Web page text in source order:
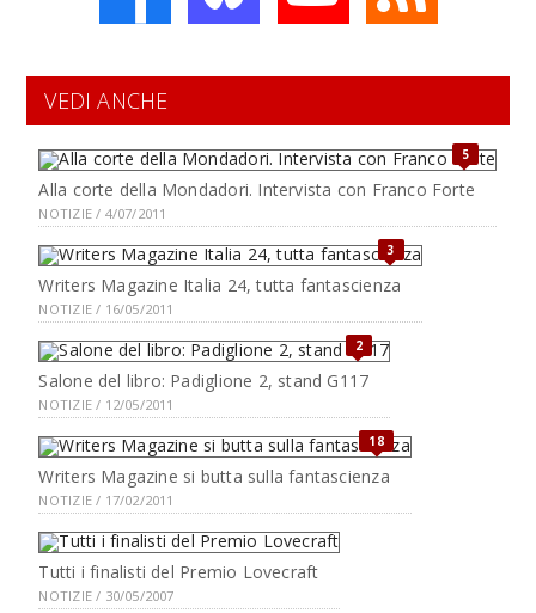
VEDI ANCHE
5
Alla corte della Mondadori. Intervista con Franco Forte
NOTIZIE / 4/07/2011
3
Writers Magazine Italia 24, tutta fantascienza
NOTIZIE / 16/05/2011
2
Salone del libro: Padiglione 2, stand G117
NOTIZIE / 12/05/2011
18
Writers Magazine si butta sulla fantascienza
NOTIZIE / 17/02/2011
Tutti i finalisti del Premio Lovecraft
NOTIZIE / 30/05/2007